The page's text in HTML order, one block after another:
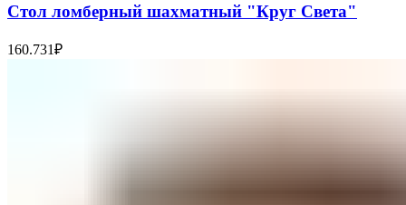
Стол ломберный шахматный "Круг Света"
160.731₽